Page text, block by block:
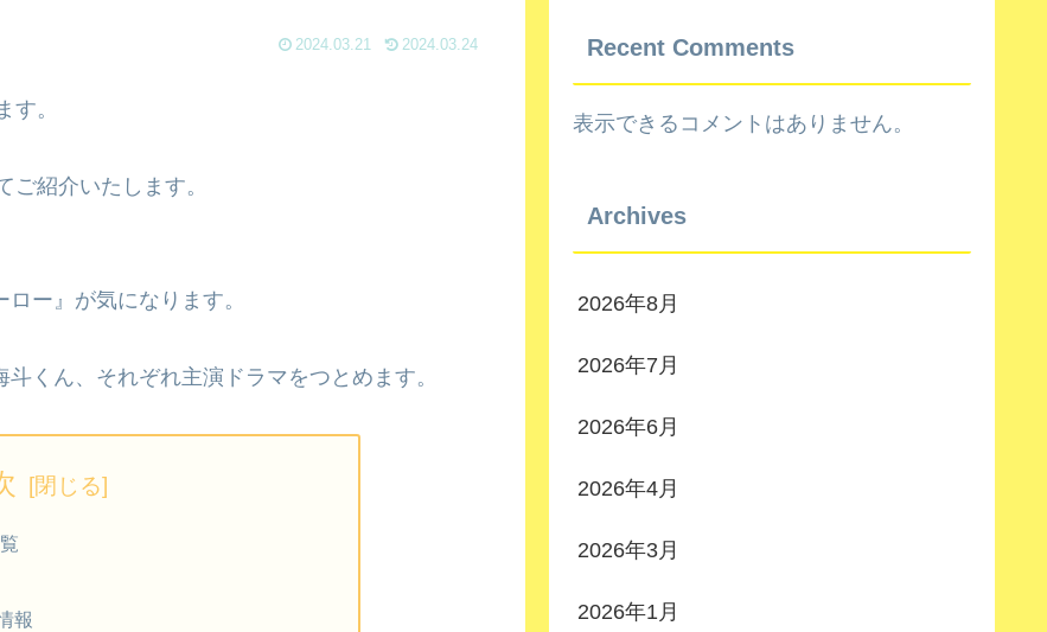
2024.03.21 2024.03.24
す。
紹介いたします。
ー』が気になります。
くん、それぞれ主演ドラマをつとめます。
報
Recent Comments
表示できるコメントはありません。
Archives
2026年8月
2026年7月
2026年6月
2026年4月
2026年3月
2026年1月